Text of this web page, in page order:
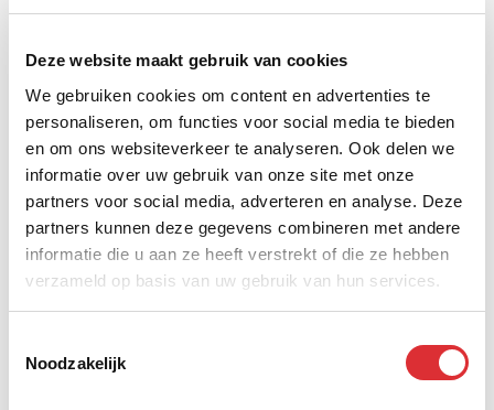
Deze website maakt gebruik van cookies
We gebruiken cookies om content en advertenties te
personaliseren, om functies voor social media te bieden
en om ons websiteverkeer te analyseren. Ook delen we
informatie over uw gebruik van onze site met onze
partners voor social media, adverteren en analyse. Deze
partners kunnen deze gegevens combineren met andere
informatie die u aan ze heeft verstrekt of die ze hebben
verzameld op basis van uw gebruik van hun services.
Noodzakelijk
Inrichting entree
Vóór de daadwerkelijke toegang tot de hal had de
organisatie het idee bezoekers door een donkere
tunnel te leiden van zo’n 60 meter lang en 10 meter
breed. Door het toevoegen van led strips werd de
ruimte optisch ingedeeld in zones waar aan beide
zijden van de doorgang in totaal 13 start-ups zich
konden presenteren.
brandweer moesten de sprinklers in het plafonds
vrijgehouden worden en mocht de functionaliteit niet